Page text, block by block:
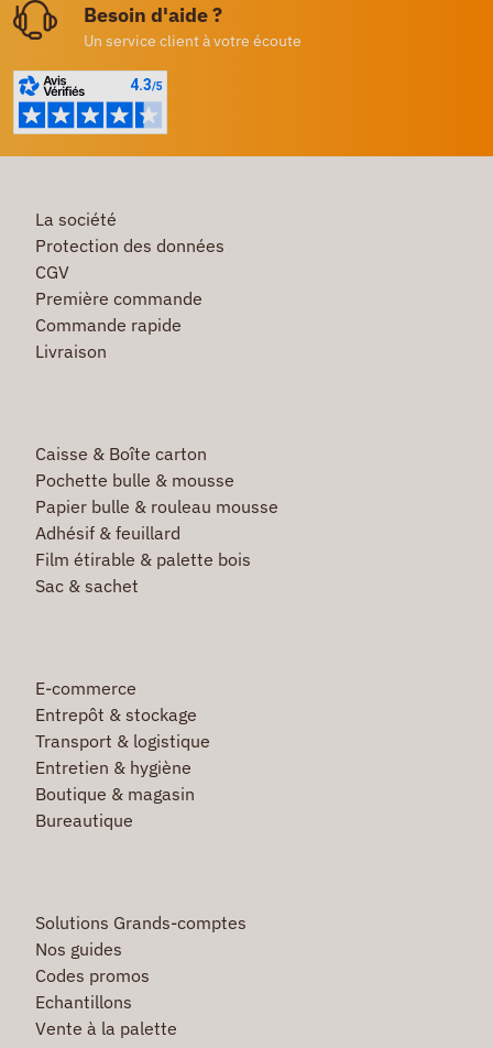
Besoin d'aide ?
Un service client à votre écoute
La société
Protection des données
CGV
Première commande
Commande rapide
Livraison
Caisse & Boîte carton
Pochette bulle & mousse
Papier bulle & rouleau mousse
Adhésif & feuillard
Film étirable & palette bois
Sac & sachet
E-commerce
Entrepôt & stockage
Transport & logistique
Entretien & hygiène
Boutique & magasin
Bureautique
Solutions Grands-comptes
Nos guides
Codes promos
Echantillons
Vente à la palette